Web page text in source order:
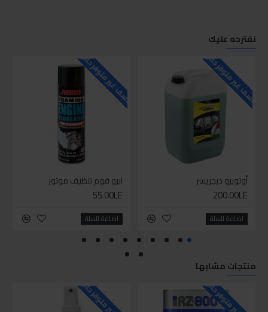
نقترحه عليك
للاسف غير متوفر حاليا
أوتوبرو ديجريسر
200.00LE
اضافة للسلة
للاسف غير متوفر حاليا
ابرو فوم تنظيف موتور
55.00LE
اضافة للسلة
منتجات مشابها